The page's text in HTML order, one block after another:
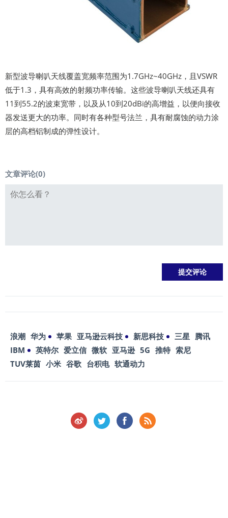
新型波导喇叭天线覆盖宽频率范围为1.7GHz~40GHz，且VSWR
低于1.3，具有高效的射频功率传输。这些波导喇叭天线还具有
11到55.2的波束宽带，以及从10到20dBi的高增益，以便向接收
器发送更大的功率。同时有各种型号法兰，具有耐腐蚀的动力涂
层的高档铝制成的弹性设计。
文章评论(0)
浪潮 华为 苹果 亚马逊云科技 新思科技 三星 腾讯
IBM
英特尔 爱立信 微软 亚马逊 5G 推特 索尼
TUV莱茵 小米 谷歌 台积电 软通动力